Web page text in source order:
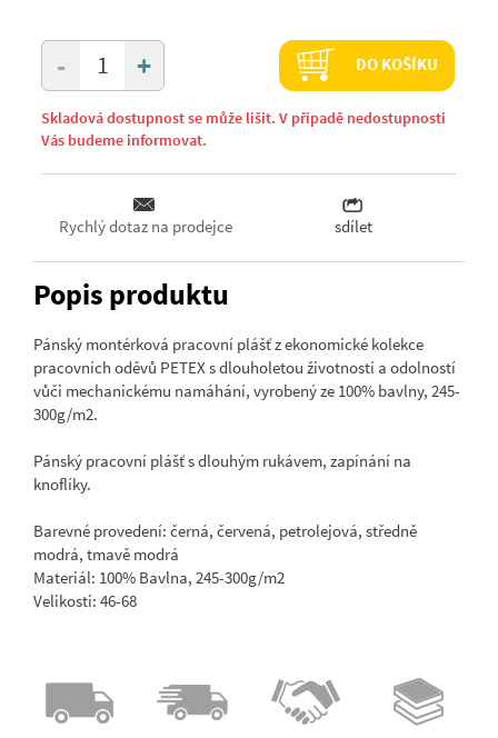
+
- DO KOŠÍKU
Skladová dostupnost se může lišit. V případě nedostupnosti
Vás budeme informovat.
Rychlý dotaz na prodejce sdílet
Popis produktu
Pánský montérková pracovní plášť z ekonomické kolekce
pracovních oděvů PETEX s dlouholetou životností a odolností
vůči mechanickému namáhání, vyrobený ze 100% bavlny, 245-
300g/m2.
Pánský pracovní plášť s dlouhým rukávem, zapínání na
knoflíky.
Barevné provedení: černá, červená, petrolejová, středně
modrá, tmavě modrá
Materiál: 100% Bavlna, 245-300g/m2
Velikosti: 46-68